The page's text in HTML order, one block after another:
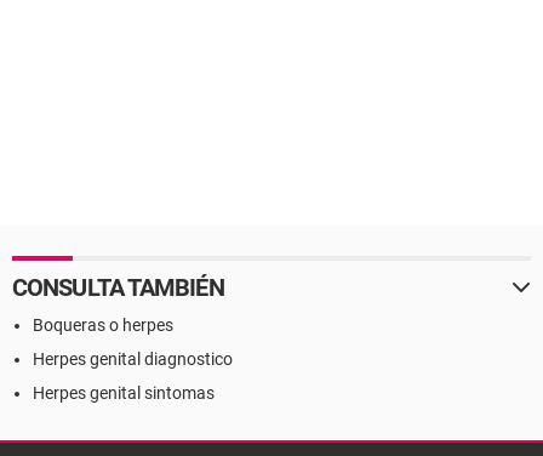
CONSULTA TAMBIÉN
Boqueras o herpes
Herpes genital diagnostico
Herpes genital sintomas